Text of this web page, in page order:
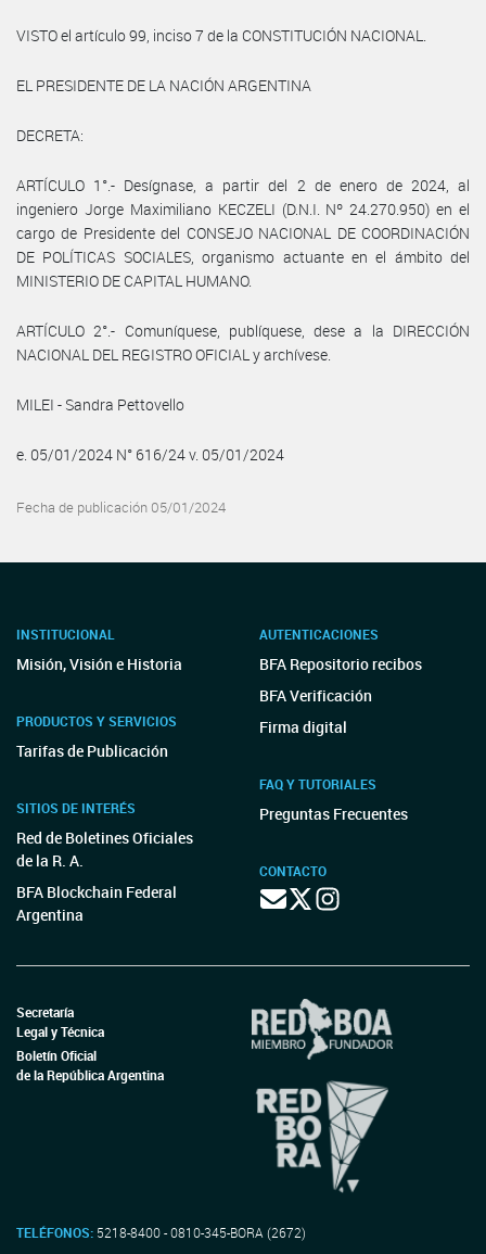
VISTO el artículo 99, inciso 7 de la CONSTITUCIÓN NACIONAL.
EL PRESIDENTE DE LA NACIÓN ARGENTINA
DECRETA:
ARTÍCULO 1°.- Desígnase, a partir del 2 de enero de 2024, al
ingeniero Jorge Maximiliano KECZELI (D.N.I. Nº 24.270.950) en el
cargo de Presidente del CONSEJO NACIONAL DE COORDINACIÓN
DE POLÍTICAS SOCIALES, organismo actuante en el ámbito del
MINISTERIO DE CAPITAL HUMANO.
ARTÍCULO 2°.- Comuníquese, publíquese, dese a la DIRECCIÓN
NACIONAL DEL REGISTRO OFICIAL y archívese.
MILEI - Sandra Pettovello
e. 05/01/2024 N° 616/24 v. 05/01/2024
Fecha de publicación 05/01/2024
INSTITUCIONAL
Misión, Visión e Historia
PRODUCTOS Y SERVICIOS
Tarifas de Publicación
SITIOS DE INTERÉS
Red de Boletines Oficiales
de la R. A.
BFA Blockchain Federal
Argentina
AUTENTICACIONES
BFA Repositorio recibos
BFA Verificación
Firma digital
FAQ Y TUTORIALES
Preguntas Frecuentes
CONTACTO
Secretaría
Legal y Técnica
Boletín Oficial
de la República Argentina
TELÉFONOS: 5218-8400 - 0810-345-BORA (2672)